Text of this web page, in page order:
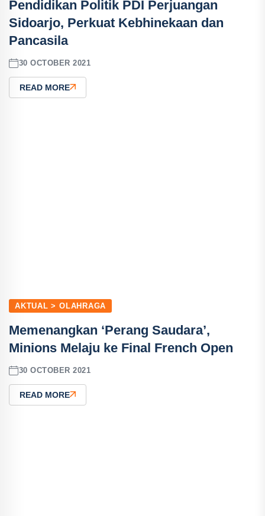
Pendidikan Politik PDI Perjuangan
Sidoarjo, Perkuat Kebhinekaan dan
Pancasila
30 OCTOBER 2021
READ MORE
AKTUAL > OLAHRAGA
Memenangkan ‘Perang Saudara’,
Minions Melaju ke Final French Open
30 OCTOBER 2021
READ MORE